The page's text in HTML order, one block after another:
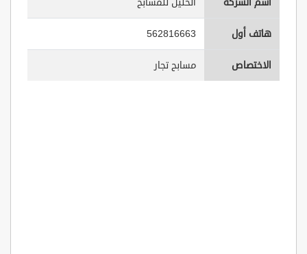
هاتف أول 562816663
الاختصاص مسابح تجار